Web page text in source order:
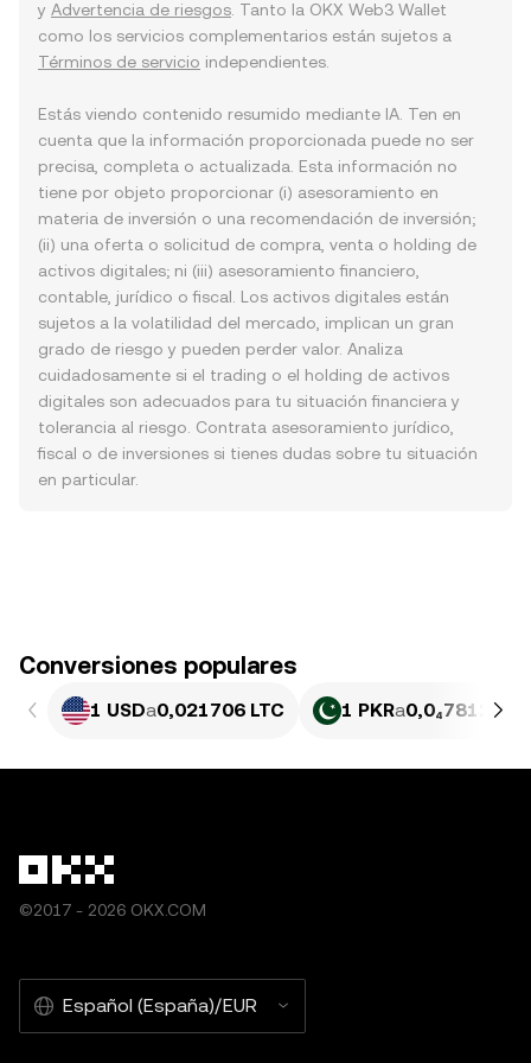
y Advertencia de riesgos . Tanto la OKX Web3 Wallet
como los servicios complementarios están sujetos a
Términos de servicio independientes.
Estás viendo contenido resumido mediante IA. Ten en
cuenta que la información proporcionada puede no ser
precisa, completa o actualizada. Esta información no
tiene por objeto proporcionar (i) asesoramiento en
materia de inversión o una recomendación de inversión;
(ii) una oferta o solicitud de compra, venta o holding de
activos digitales; ni (iii) asesoramiento financiero,
contable, jurídico o fiscal. Los activos digitales están
sujetos a la volatilidad del mercado, implican un gran
grado de riesgo y pueden perder valor. Analiza
cuidadosamente si el trading o el holding de activos
digitales son adecuados para tu situación financiera y
tolerancia al riesgo. Contrata asesoramiento jurídico,
fiscal o de inversiones si tienes dudas sobre tu situación
en particular.
Conversiones populares
1 USDa0,021706 LTC 1 PKRa0,0₄7812 LTC
©2017 - 2026 OKX.COM
Español (España)/EUR